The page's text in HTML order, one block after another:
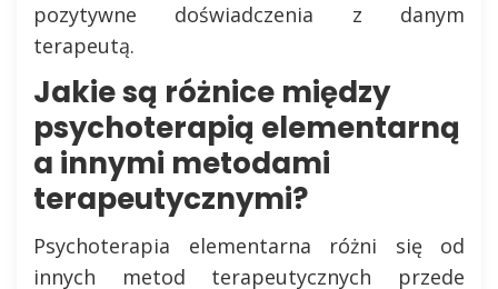
pozytywne doświadczenia z danym
terapeutą.
Jakie są różnice między
psychoterapią elementarną
a innymi metodami
terapeutycznymi?
Psychoterapia elementarna różni się od
innych metod terapeutycznych przede